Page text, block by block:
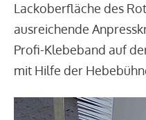
Lackoberfläche des
ausreichende
Profi-Klebeband auf
mit Hilfe der